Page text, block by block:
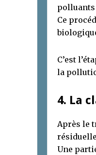
Ce
C’est
la
4. La
Après le
Une